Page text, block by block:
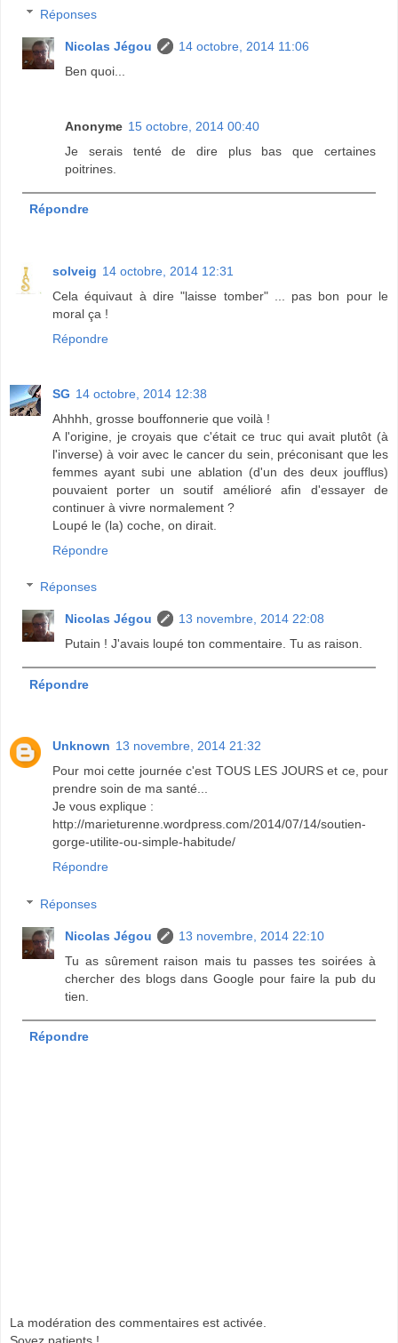
Réponses
Nicolas Jégou
14 octobre, 2014 11:06
Ben quoi...
Anonyme 15 octobre, 2014 00:40
Je serais tenté de dire plus bas que certaines
poitrines.
Répondre
solveig 14 octobre, 2014 12:31
Cela équivaut à dire "laisse tomber" ... pas bon pour le
moral ça !
Répondre
SG 14 octobre, 2014 12:38
Ahhhh, grosse bouffonnerie que voilà !
A l'origine, je croyais que c'était ce truc qui avait plutôt (à
l'inverse) à voir avec le cancer du sein, préconisant que les
femmes ayant subi une ablation (d'un des deux joufflus)
pouvaient porter un soutif amélioré afin d'essayer de
continuer à vivre normalement ?
Loupé le (la) coche, on dirait.
Répondre
Réponses
Nicolas Jégou
13 novembre, 2014 22:08
Putain ! J'avais loupé ton commentaire. Tu as raison.
Répondre
Unknown 13 novembre, 2014 21:32
Pour moi cette journée c'est TOUS LES JOURS et ce, pour
prendre soin de ma santé...
Je vous explique :
http://marieturenne.wordpress.com/2014/07/14/soutien-
gorge-utilite-ou-simple-habitude/
Répondre
Réponses
Nicolas Jégou
13 novembre, 2014 22:10
Tu as sûrement raison mais tu passes tes soirées à
chercher des blogs dans Google pour faire la pub du
tien.
Répondre
La modération des commentaires est activée.